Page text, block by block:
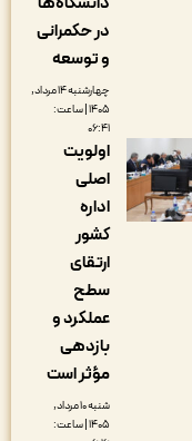
در حکمرانی
و توسعه
چهارشنبه ۱۴ مرداد,
۱۴۰۵ | ساعت:
اولویت
اصلی
اداره
عملکرد و
بازدهی
مؤثر است
شنبه ۱۰ مرداد,
۱۴۰۵ | ساعت: